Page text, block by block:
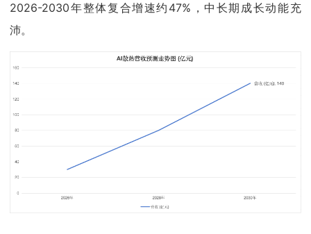
2026-2030年整体复合增速约47%，中长期成长动能充
沛。